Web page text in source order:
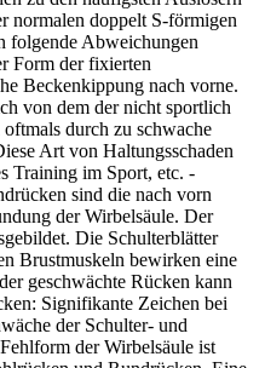
normalen doppelt S-förmigen
folgende Abweichungen
Form der fixierten
Beckenkippung nach vorne.
von dem der nicht sportlich
durch zu schwache
Art von Haltungsschaden
Training im Sport, etc. -
sind die nach vorn
der Wirbelsäule. Der
Die Schulterblätter
Brustmuskeln bewirken eine
geschwächte Rücken kann
Signifikante Zeichen bei
der Schulter- und
der Wirbelsäule ist